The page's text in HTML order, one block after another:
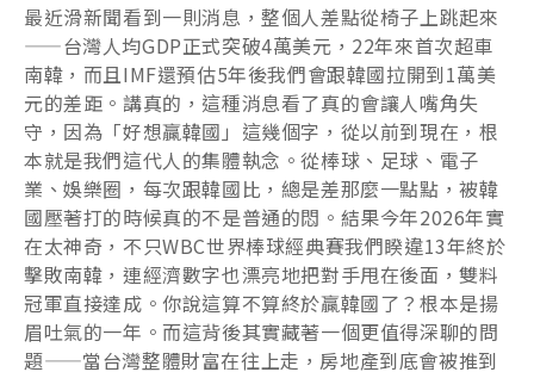
最近滑新聞看到一則消息，整個人差點從椅子上跳起來
——台灣人均GDP正式突破4萬美元，22年來首次超車
南韓，而且IMF還預估5年後我們會跟韓國拉開到1萬美
元的差距。講真的，這種消息看了真的會讓人嘴角失
守，因為「好想贏韓國」這幾個字，從以前到現在，根
本就是我們這代人的集體執念。從棒球、足球、電子
業、娛樂圈，每次跟韓國比，總是差那麼一點點，被韓
國壓著打的時候真的不是普通的悶。結果今年2026年實
在太神奇，不只WBC世界棒球經典賽我們睽違13年終於
擊敗南韓，連經濟數字也漂亮地把對手甩在後面，雙料
冠軍直接達成。你說這算不算終於贏韓國了？根本是揚
眉吐氣的一年。而這背後其實藏著一個更值得深聊的問
題——當台灣整體財富在往上走，房地產到底會被推到